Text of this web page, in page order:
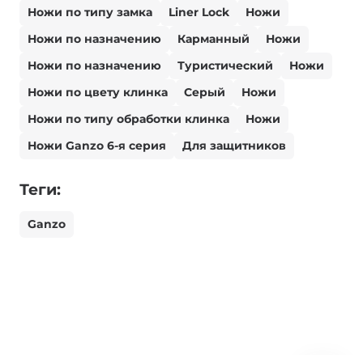
Ножи по типу замка
Liner Lock
Ножи
Ножи по назначению
Карманный
Ножи
Ножи по назначению
Туристический
Ножи
Ножи по цвету клинка
Серый
Ножи
Ножи по типу обработки клинка
Ножи
Ножи Ganzo 6-я серия
Для защитников
Теги:
Ganzo